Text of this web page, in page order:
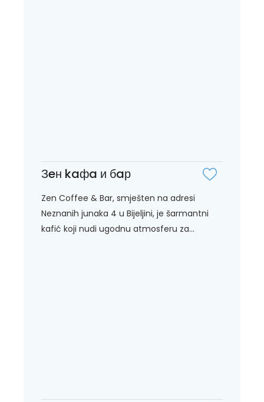
Зeн kaфa и бaр
Zen Coffee & Bar, smješten na adresi
Neznanih junaka 4 u Bijeljini, je šarmantni
kafić koji nudi ugodnu atmosferu za...